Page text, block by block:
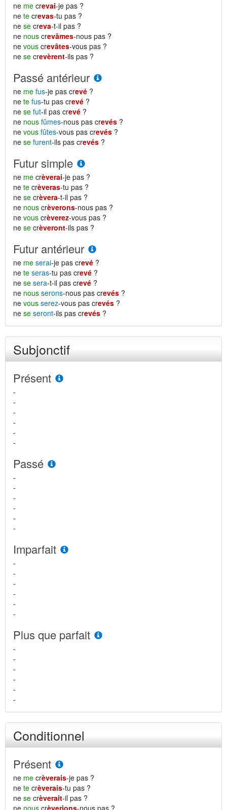
ne me crevai-je pas ?
ne te crevas-tu pas ?
ne se creva-t-il pas ?
ne nous crevâmes-nous pas ?
ne vous crevâtes-vous pas ?
ne se crevèrent-ils pas ?
Passé antérieur
ne me fus-je pas crevé ?
ne te fus-tu pas crevé ?
ne se fut-il pas crevé ?
ne nous fûmes-nous pas crevés ?
ne vous fûtes-vous pas crevés ?
ne se furent-ils pas crevés ?
Futur simple
ne me crèverai-je pas ?
ne te crèveras-tu pas ?
ne se crèvera-t-il pas ?
ne nous crèverons-nous pas ?
ne vous crèverez-vous pas ?
ne se crèveront-ils pas ?
Futur antérieur
ne me serai-je pas crevé ?
ne te seras-tu pas crevé ?
ne se sera-t-il pas crevé ?
ne nous serons-nous pas crevés ?
ne vous serez-vous pas crevés ?
ne se seront-ils pas crevés ?
Subjonctif
Présent
-
-
-
-
-
-
Passé
-
-
-
-
-
-
Imparfait
-
-
-
-
-
-
Plus que parfait
-
-
-
-
-
-
Conditionnel
Présent
ne me crèverais-je pas ?
ne te crèverais-tu pas ?
ne se crèverait-il pas ?
ne nous crèverions-nous pas ?